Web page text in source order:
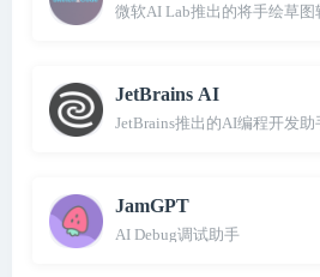
微软AI Lab推出的将手绘草
JetBrains AI
JetBrains推出的AI编程开发助
JamGPT
AI Debug调试助手